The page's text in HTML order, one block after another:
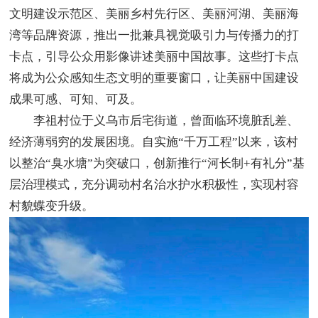
文明建设示范区、美丽乡村先行区、美丽河湖、美丽海
湾等品牌资源，推出一批兼具视觉吸引力与传播力的打
卡点，引导公众用影像讲述美丽中国故事。这些打卡点
将成为公众感知生态文明的重要窗口，让美丽中国建设
成果可感、可知、可及。
李祖村位于义乌市后宅街道，曾面临环境脏乱差、
经济薄弱穷的发展困境。自实施“千万工程”以来，该村
以整治“臭水塘”为突破口，创新推行“河长制+有礼分”基
层治理模式，充分调动村名治水护水积极性，实现村容
村貌蝶变升级。